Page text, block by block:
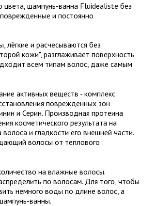
цвета, шампунь-ванна Fluidealiste без
и постоянно
лёгкие и расчесываются без
кожи", разглаживает поверхность
всем типам волос, даже самым
активных веществ - комплекс
поврежденных зон
и Серин. Производная протеина
косметического результата на
и гладкости его внешней части.
волосы от теплового
на влажные волосы.
по волосам. Для того, чтобы
немного воды по длине волос, а
ванны.